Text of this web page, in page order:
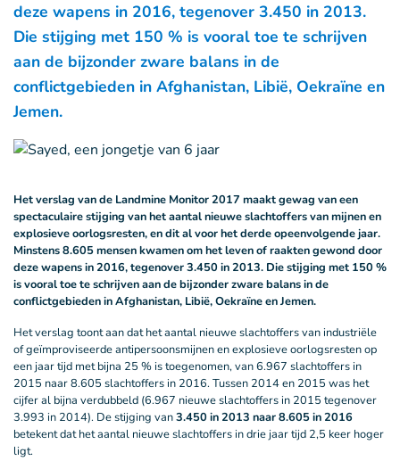
deze wapens in 2016, tegenover 3.450 in 2013.
Die stijging met 150 % is vooral toe te schrijven
aan de bijzonder zware balans in de
conflictgebieden in Afghanistan, Libië, Oekraïne en
Jemen.
Het verslag van de Landmine Monitor 2017 maakt gewag van een
spectaculaire stijging van het aantal nieuwe slachtoffers van mijnen en
explosieve oorlogsresten, en dit al voor het derde opeenvolgende jaar.
Minstens 8.605 mensen kwamen om het leven of raakten gewond door
deze wapens in 2016, tegenover 3.450 in 2013. Die stijging met 150 %
is vooral toe te schrijven aan de bijzonder zware balans in de
conflictgebieden in Afghanistan, Libië, Oekraïne en Jemen.
Het verslag toont aan dat het aantal nieuwe slachtoffers van industriële
of geïmproviseerde antipersoonsmijnen en explosieve oorlogsresten op
een jaar tijd met bijna 25 % is toegenomen, van 6.967 slachtoffers in
2015 naar 8.605 slachtoffers in 2016. Tussen 2014 en 2015 was het
cijfer al bijna verdubbeld (6.967 nieuwe slachtoffers in 2015 tegenover
3.993 in 2014). De stijging van3.450 in 2013 naar 8.605 in 2016
betekent dat het aantal nieuwe slachtoffers in drie jaar tijd 2,5 keer hoger
ligt.